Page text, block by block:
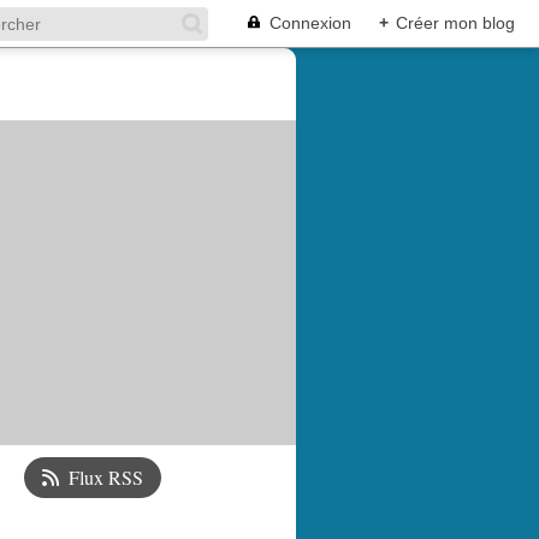
Connexion + Créer mon blog
Flux RSS